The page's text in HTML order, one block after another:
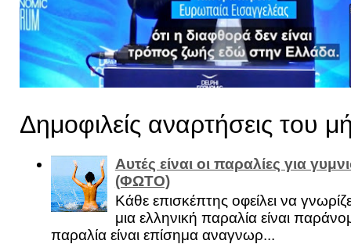
Δημοφιλείς αναρτήσεις του
Αυτές είναι οι παραλίες για
(ΦΩΤΟ)
Κάθε επισκέπτης οφείλει να
μια ελληνική παραλία είναι
παραλία είναι επίσημα αναγνωρ...